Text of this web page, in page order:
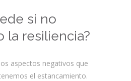
si no
la resiliencia?
aspectos negativos que
el estancamiento.